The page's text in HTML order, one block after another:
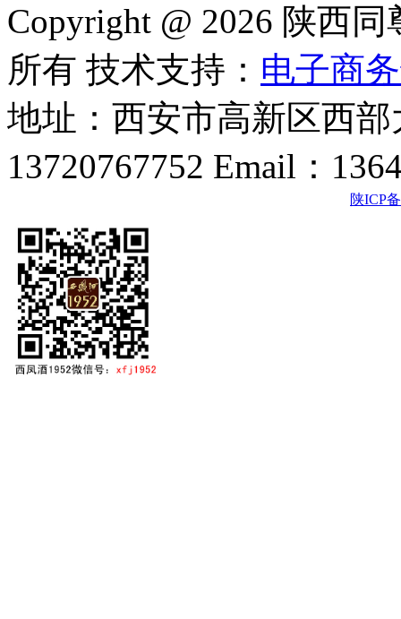
Copyright @ 2026 陕西
所有 技术支持： 电子商
地址：西安市高新区西
13720767752 Email：
陕ICP